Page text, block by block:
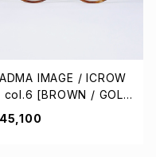
IMAGE / ICROW
col.6 [BROWN / GOL